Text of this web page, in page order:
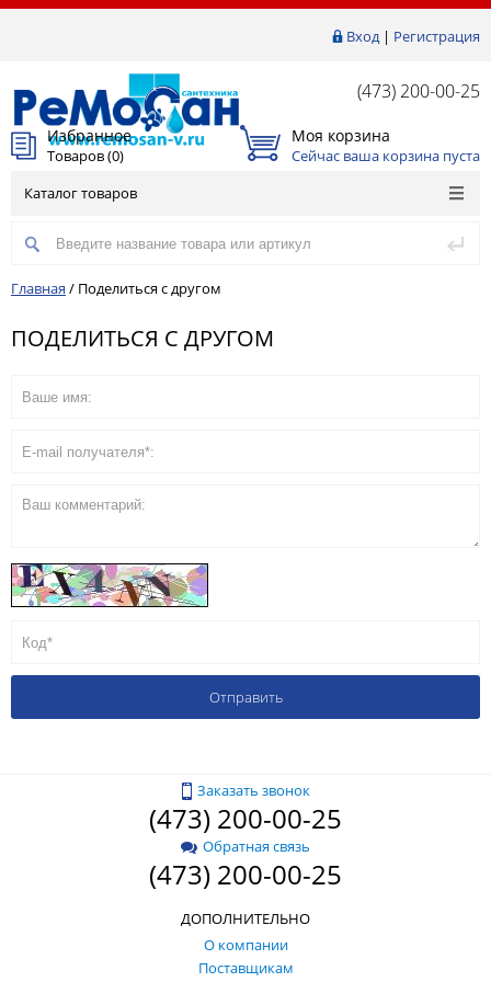
Вход| Регистрация
(473) 200-00-25
Избранное
Товаров (0)
Моя корзина
Сейчас ваша корзина пуста
Каталог товаров
Главная / Поделиться с другом
ПОДЕЛИТЬСЯ С ДРУГОМ
Заказать звонок
(473) 200-00-25
Обратная связь
(473) 200-00-25
ДОПОЛНИТЕЛЬНО
О компании
Поставщикам